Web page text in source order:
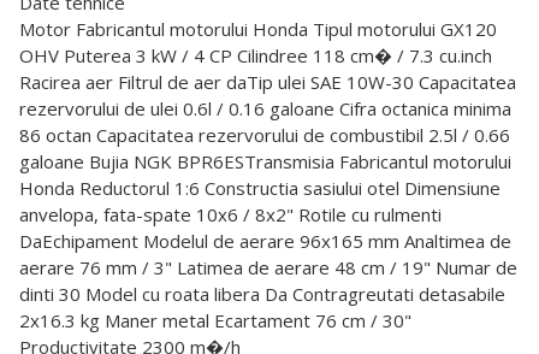
Motor Fabricantul motorului Honda Tipul motorului GX120
OHV Puterea 3 kW / 4 CP Cilindree 118 cm� / 7.3 cu.inch
Racirea aer Filtrul de aer daTip ulei SAE 10W-30 Capacitatea
rezervorului de ulei 0.6l / 0.16 galoane Cifra octanica minima
86 octan Capacitatea rezervorului de combustibil 2.5l / 0.66
galoane Bujia NGK BPR6ESTransmisia Fabricantul motorului
Honda Reductorul 1:6 Constructia sasiului otel Dimensiune
anvelopa, fata-spate 10x6 / 8x2" Rotile cu rulmenti
DaEchipament Modelul de aerare 96x165 mm Analtimea de
aerare 76 mm / 3" Latimea de aerare 48 cm / 19" Numar de
dinti 30 Model cu roata libera Da Contragreutati detasabile
2x16.3 kg Maner metal Ecartament 76 cm / 30"
Productivitate 2300 m�/h